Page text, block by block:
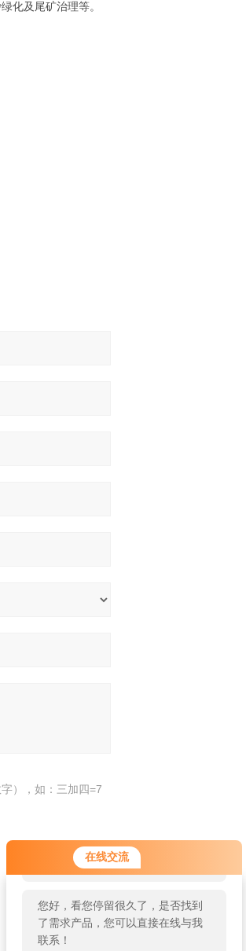
在线交流
您好！欢迎前来咨询，很高兴为您
服务，请问您要咨询什么问题呢？
您好，看您停留很久了，是否找到
了需求产品，您可以直接在线与我
联系！
化及尾矿治理等。
），如：三加四=7